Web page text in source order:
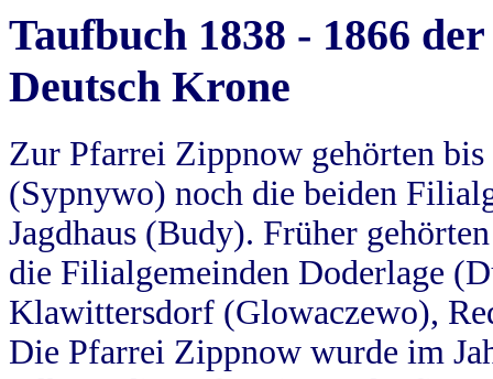
Taufbuch 1838 - 1866
Deutsch Krone
Zur Pfarrei Zippnow gehörten
(Sypnywo) noch die beiden
Jagdhaus (Budy). Früher
die Filialgemeinden Doderlage
Klawittersdorf (Glowaczewo),
Die Pfarrei Zippnow wurde im